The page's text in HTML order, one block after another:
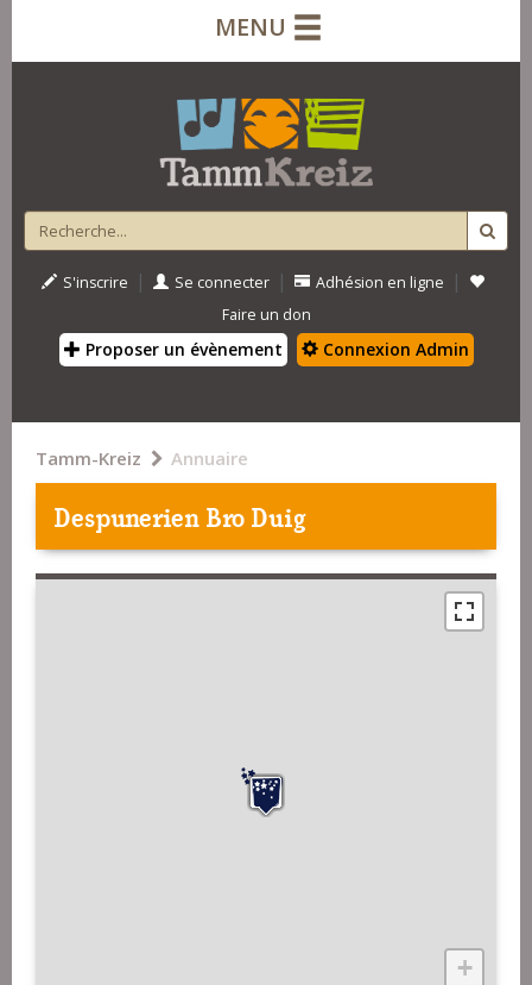
MENU
S'inscrire | Se connecter | Adhésion en ligne |
Faire un don
Proposer un évènement Connexion Admin
Tamm-Kreiz Annuaire
Despunerien Bro Duig
+